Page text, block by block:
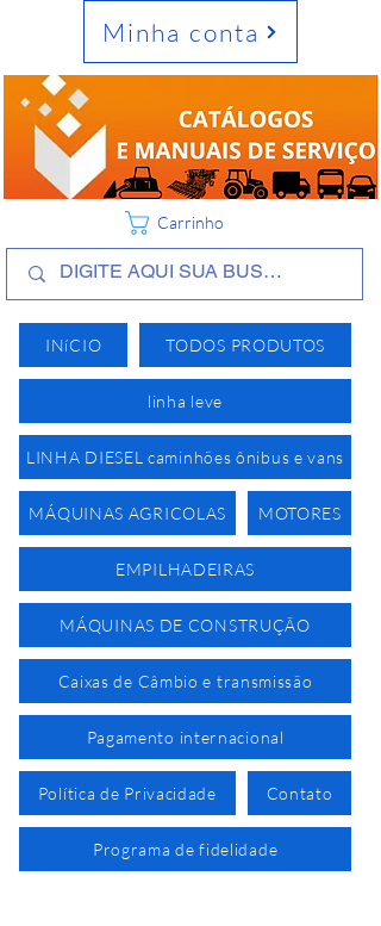
INíCIO TODOS PRODUTOS
linha leve
LINHA DIESEL caminhões ônibus e vans
MÁQUINAS AGRICOLAS MOTORES
EMPILHADEIRAS
MÁQUINAS DE CONSTRUÇÃO
Caixas de Câmbio e transmissão
Pagamento internacional
Política de Privacidade Contato
Programa de fidelidade
Minha conta
Carrinho